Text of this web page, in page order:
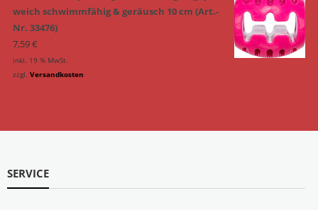
weich schwimmfähig & geräusch 10 cm (Art.-
Nr. 33476)
7,59€
inkl. 19 % MwSt.
zzgl. Versandkosten
SERVICE